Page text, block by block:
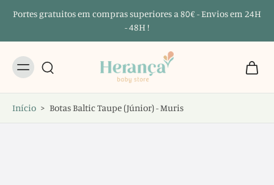
Portes gratuitos em compras superiores a 80€ - Envios em 24H
- 48H !
Início > Botas Baltic Taupe (Júnior) - Muris